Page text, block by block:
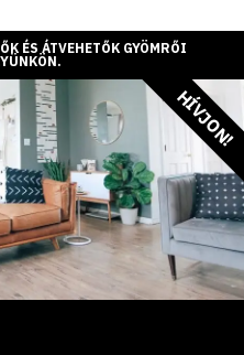
ÉS ÁTVEHETŐK GYÖMRŐI
HÍVJON!